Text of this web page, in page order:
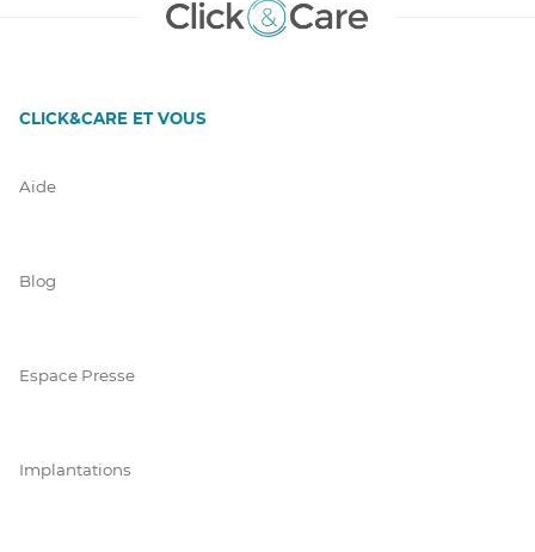
CLICK&CARE ET VOUS
Aide
Blog
Espace Presse
Implantations